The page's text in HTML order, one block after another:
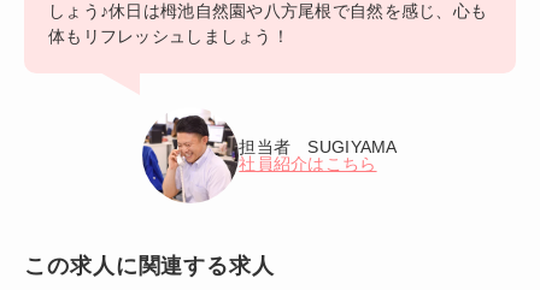
しょう♪休日は栂池自然園や八方尾根で自然を感じ、心も
体もリフレッシュしましょう！
担当者 SUGIYAMA
社員紹介はこちら
この求人に関連する求人